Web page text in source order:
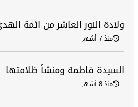
ولادة النور العاشر من ائمة
منذ 7 أشهر
السيدة فاطمة ومنشأ ظلامتها
منذ 8 أشهر